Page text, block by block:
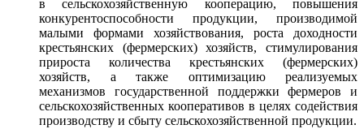
в сельскохозяйственную кооперацию, повышения
конкурентоспособности продукции, производимой
малыми формами хозяйствования, роста доходности
крестьянских (фермерских) хозяйств, стимулирования
прироста количества крестьянских (фермерских)
хозяйств, а также оптимизацию реализуемых
механизмов государственной поддержки фермеров и
сельскохозяйственных кооперативов в целях содействия
производству и сбыту сельскохозяйственной продукции.